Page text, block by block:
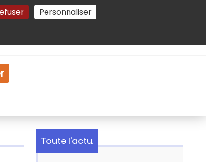
Personnaliser
des cookies
Toute l'actu.